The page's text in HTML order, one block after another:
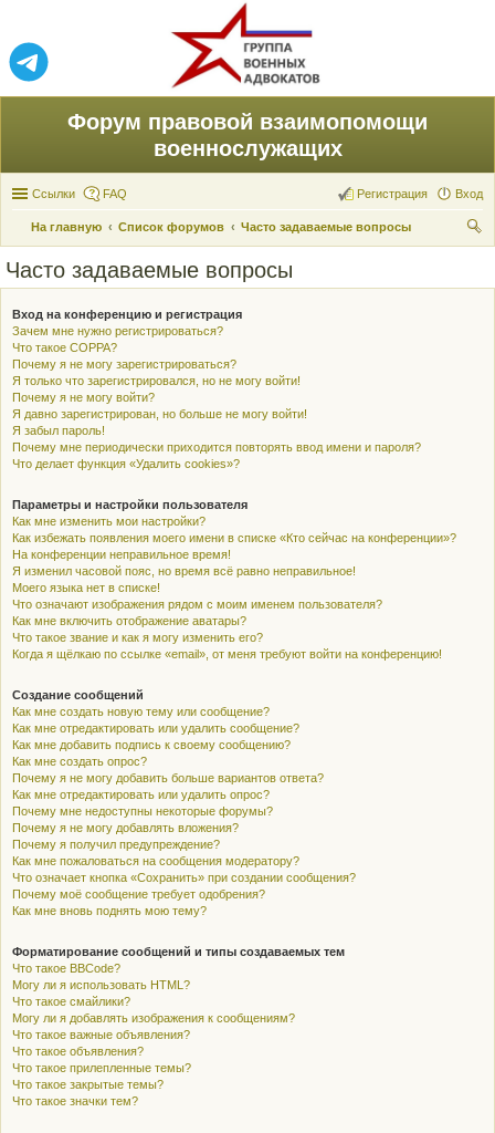
Форум правовой взаимопомощи
военнослужащих
Ссылки FAQ Вход
Регистрация
На главную Список форумов
Часто задаваемые вопросы
Часто задаваемые вопросы
Вход на конференцию и регистрация
Зачем мне нужно регистрироваться?
Что такое COPPA?
Почему я не могу зарегистрироваться?
Я только что зарегистрировался, но не могу войти!
Почему я не могу войти?
Я давно зарегистрирован, но больше не могу войти!
Я забыл пароль!
Почему мне периодически приходится повторять ввод имени и пароля?
Что делает функция «Удалить cookies»?
Параметры и настройки пользователя
Как мне изменить мои настройки?
Как избежать появления моего имени в списке «Кто сейчас на конференции»?
На конференции неправильное время!
Я изменил часовой пояс, но время всё равно неправильное!
Моего языка нет в списке!
Что означают изображения рядом с моим именем пользователя?
Как мне включить отображение аватары?
Что такое звание и как я могу изменить его?
Когда я щёлкаю по ссылке «email», от меня требуют войти на конференцию!
Создание сообщений
Как мне создать новую тему или сообщение?
Как мне отредактировать или удалить сообщение?
Как мне добавить подпись к своему сообщению?
Как мне создать опрос?
Почему я не могу добавить больше вариантов ответа?
Как мне отредактировать или удалить опрос?
Почему мне недоступны некоторые форумы?
Почему я не могу добавлять вложения?
Почему я получил предупреждение?
Как мне пожаловаться на сообщения модератору?
Что означает кнопка «Сохранить» при создании сообщения?
Почему моё сообщение требует одобрения?
Как мне вновь поднять мою тему?
Форматирование сообщений и типы создаваемых тем
Что такое BBCode?
Могу ли я использовать HTML?
Что такое смайлики?
Могу ли я добавлять изображения к сообщениям?
Что такое важные объявления?
Что такое объявления?
Что такое прилепленные темы?
Что такое закрытые темы?
Что такое значки тем?